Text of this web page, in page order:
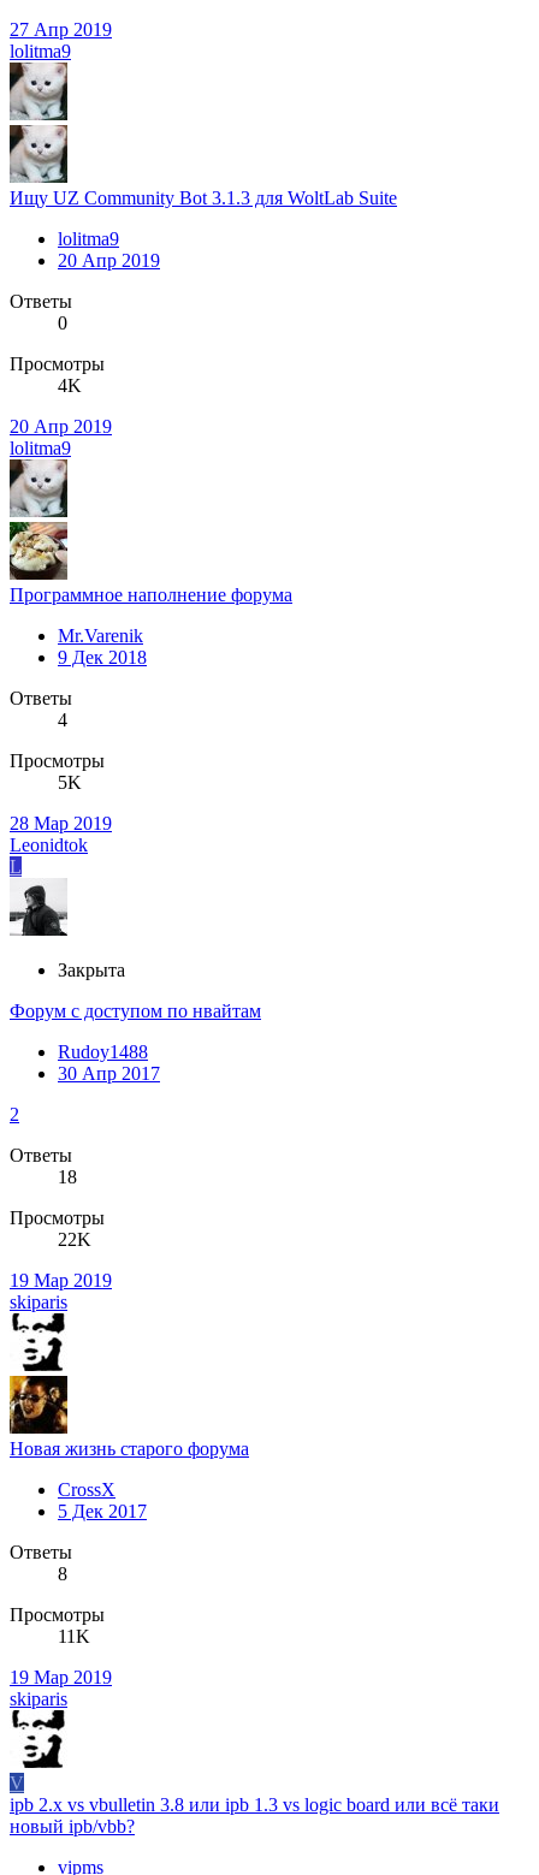
27 Апр 2019
lolitma9
Ищу UZ Community Bot 3.1.3 для WoltLab Suite
lolitma9
20 Апр 2019
Ответы
0
Просмотры
4K
20 Апр 2019
lolitma9
Программное наполнение форума
Mr.Varenik
9 Дек 2018
Ответы
4
Просмотры
5K
28 Мар 2019
Leonidtok
L
Закрыта
Форум с доступом по нвайтам
Rudoy1488
30 Апр 2017
2
Ответы
18
Просмотры
22K
19 Мар 2019
skiparis
Новая жизнь старого форума
CrossX
5 Дек 2017
Ответы
8
Просмотры
11K
19 Мар 2019
skiparis
V
ipb 2.x vs vbulletin 3.8 или ipb 1.3 vs logic board или всё таки
новый ipb/vbb?
vipms